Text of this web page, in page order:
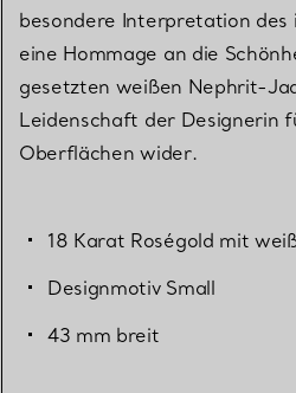
besondere Interpretation des
eine Hommage an die
gesetzten weißen Nephrit-
Leidenschaft der Designerin
Oberflächen wider.
18 Karat Roségold mit
Designmotiv Small
43 mm breit